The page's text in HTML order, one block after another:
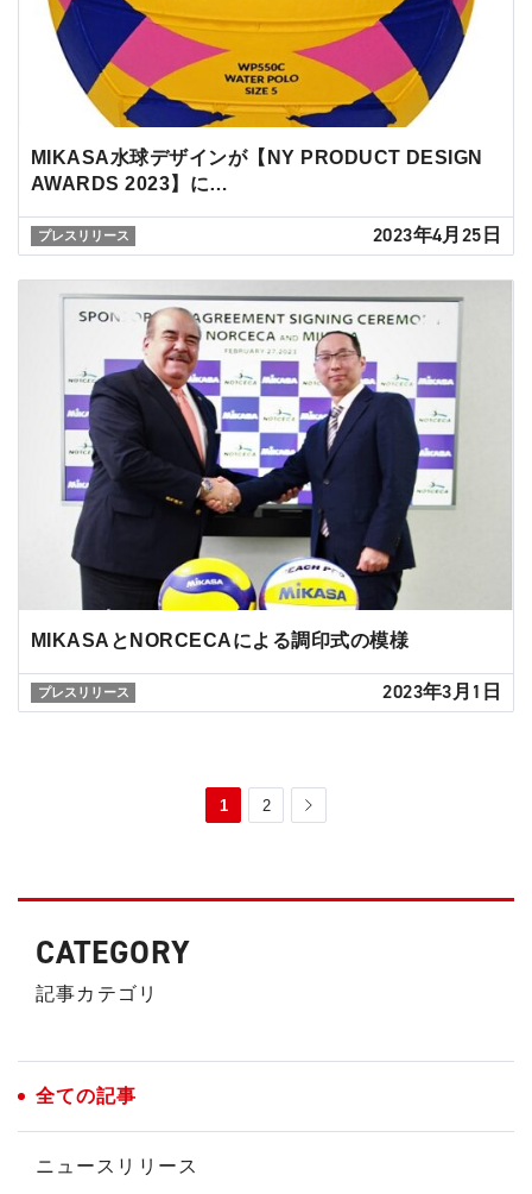
MIKASA水球デザインが【NY PRODUCT DESIGN
AWARDS 2023】に…
プレスリリース 2023年4月25日
MIKASAとNORCECAによる調印式の模様
プレスリリース 2023年3月1日
1 2
CATEGORY
記事カテゴリ
全ての記事
ニュースリリース